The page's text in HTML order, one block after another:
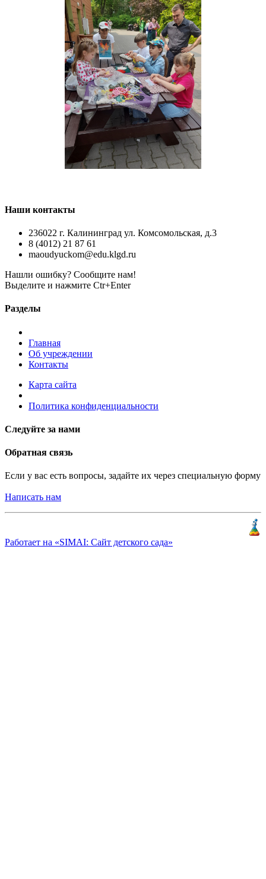
Наши контакты
236022 г. Калининград ул. Комсомольская, д.3
8 (4012) 21 87 61
maoudyuckom@edu.klgd.ru
Нашли ошибку? Сообщите нам!
Выделите и нажмите Ctr+Enter
Разделы
Главная
Об учреждении
Контакты
Карта сайта
Политика конфиденциальности
Следуйте за нами
Обратная связь
Если у вас есть вопросы, задайте их через специальную форму
Написать нам
Работает на «SIMAI: Сайт детского сада»